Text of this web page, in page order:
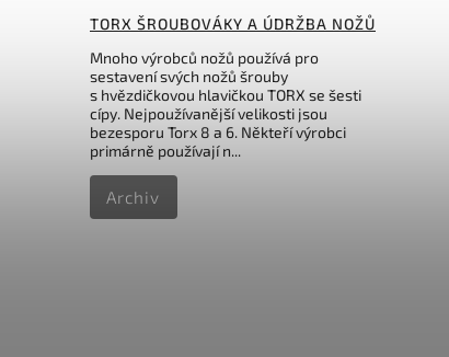
TORX ŠROUBOVÁKY A ÚDRŽBA NOŽŮ
Mnoho výrobců nožů používá pro
sestavení svých nožů šrouby
s hvězdičkovou hlavičkou TORX se šesti
cípy. Nejpoužívanější velikosti jsou
bezesporu Torx 8 a 6. Někteří výrobci
primárně používají n...
Archiv
837 Kč
–6 %
Kód:DMT20172
DMT Double Flip Double Sided